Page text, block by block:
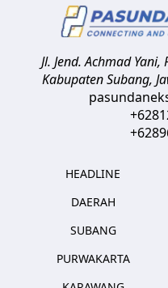
Jl. Jend. Achmad
Kabupaten Subang,
HEADLINE
DAERAH
SUBANG
PURWAKARTA